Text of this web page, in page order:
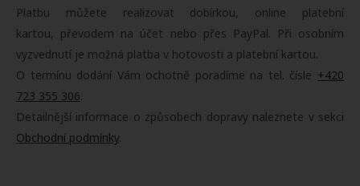
Platbu můžete realizovat dobírkou, online platební
kartou, převodem na účet nebo přes PayPal. Při osobním
vyzvednutí je možná platba v hotovosti a platební kartou.
O termínu dodání Vám ochotně poradíme na tel. čísle +420
723 355 306.
Detailnější informace o způsobech dopravy naleznete v sekci
Obchodní podmínky.